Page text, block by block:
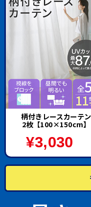
柄付きレースカーテン
2枚【100×150cm】
¥3,030